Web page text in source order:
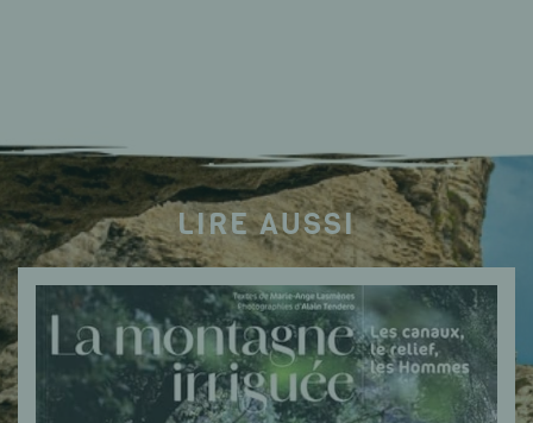
LIRE AUSSI